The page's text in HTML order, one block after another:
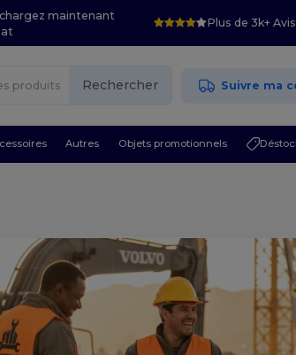
maintenant
Plus de 3k+
Rechercher Suivre ma
Autres Objets promotionnels